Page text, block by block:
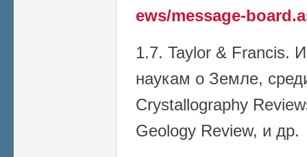
ews/message-
1.7. Taylor & Francis.
наукам о Земле,
Crystallography
Geology Review, и др.